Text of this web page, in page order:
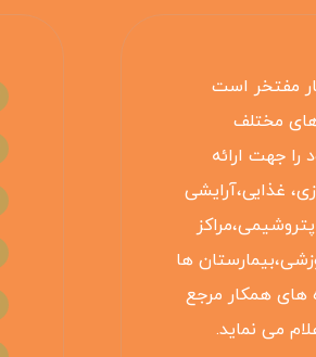
مفتخر است
های مختلف
را جهت ارائه
غذایی،آرایشی
ها
های همکار مرجع
می نماید.